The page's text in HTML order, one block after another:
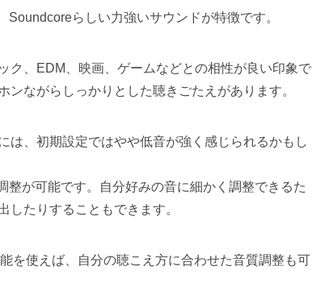
らしい力強いサウンドが特徴です。
ク、EDM、映画、ゲームなどとの相性が良い印象で
ながらしっかりとした聴きごたえがあります。
は、初期設定ではやや低音が強く感じられるかもし
整が可能です。自分好みの音に細かく調整できるた
したりすることもできます。
を使えば、自分の聴こえ方に合わせた音質調整も可